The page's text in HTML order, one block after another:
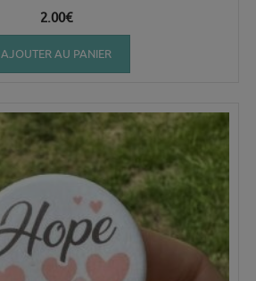
2.00€
AJOUTER AU PANIER